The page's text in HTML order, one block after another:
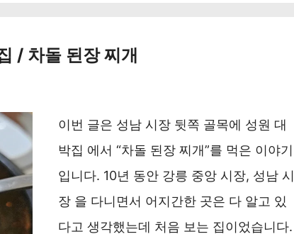
/ 차돌 된장 찌개
이번 글은 성남 시장 뒷쪽 골목에 성원 대
박집 에서 “차돌 된장 찌개”를 먹은 이야기
입니다. 10년 동안 강릉 중앙 시장, 성남 시
장 을 다니면서 어지간한 곳은 다 알고 있
다고 생각했는데 처음 보는 집이었습니다.